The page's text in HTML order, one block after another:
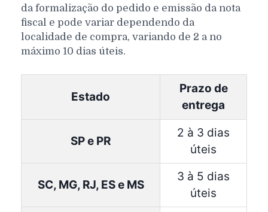
da formalização do pedido e emissão da nota
fiscal e pode variar dependendo da
localidade de compra, variando de 2 a no
máximo 10 dias úteis.
Estado
Prazo de
entrega
SP e PR
2 à 3 dias
úteis
SC, MG, RJ, ES e MS
3 à 5 dias
úteis